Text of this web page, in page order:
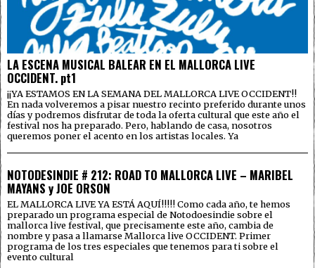
LA ESCENA MUSICAL BALEAR EN EL MALLORCA LIVE
OCCIDENT. pt1
¡¡YA ESTAMOS EN LA SEMANA DEL MALLORCA LIVE OCCIDENT!!
En nada volveremos a pisar nuestro recinto preferido durante unos
días y podremos disfrutar de toda la oferta cultural que este año el
festival nos ha preparado. Pero, hablando de casa, nosotros
queremos poner el acento en los artistas locales. Ya
NOTODESINDIE # 212: ROAD TO MALLORCA LIVE – MARIBEL
MAYANS y JOE ORSON
EL MALLORCA LIVE YA ESTÁ AQUÍ!!!!! Como cada año, te hemos
preparado un programa especial de Notodoesindie sobre el
mallorca live festival, que precisamente este año, cambia de
nombre y pasa a llamarse Mallorca live OCCIDENT. Primer
programa de los tres especiales que tenemos para ti sobre el
evento cultural